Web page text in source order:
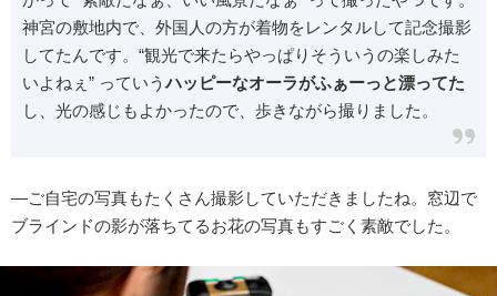
神宮の敷地内で、外国人の方が着物をレンタルして記念撮影
してたんです。“観光で来たらやっぱりそういうの楽しみた
いよねぇ” っていうハッピーなオーラがふぁーっと漂ってた
し、光の感じもよかったので、歩きながら撮りました。
―ご自宅の写真もたくさん撮影していただきましたね。窓辺で
ブラインドの影が落ちてるお花の写真もすごく素敵でした。